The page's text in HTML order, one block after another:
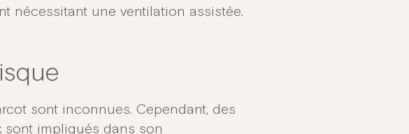
nécessitant une ventilation assistée.
sont inconnues. Cependant, des
sont impliqués dans son